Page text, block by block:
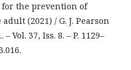
the prevention of
(2021) / G. J. Pearson
Vol. 37, Iss. 8. – P. 1129–